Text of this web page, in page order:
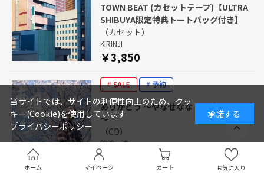
ホーム マイページ カート お気に入り
TOWN BEAT (カセットテープ)【ULTRA
SHIBUYA限定特典トートバッグ付き】
（カセット）
KIRINJI
￥3,850
ありがとう ～やなせなな セレクションズ
～
（CD）
錦織一清
予約早割クーポン適用価格
￥1,980
当サイトでは、サイトの利便性向上のため、クッ
キー(Cookie)を使用しています
プライバシーポリシー
承諾する